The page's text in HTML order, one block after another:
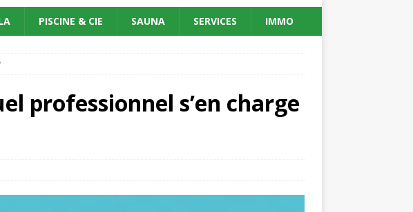
PISCINE & CIE SAUNA SERVICES IMMO
professionnel s’en charge